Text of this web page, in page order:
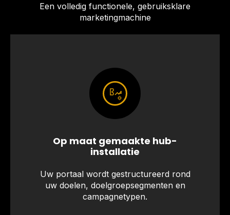
Een volledig functionele, gebruiksklare
marketingmachine
Op maat gemaakte hub-
installatie
Uw portaal wordt gestructureerd rond
uw doelen, doelgroepsegmenten en
campagnetypen.